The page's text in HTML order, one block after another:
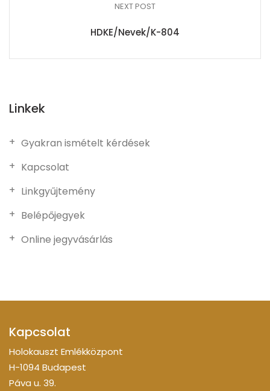
NEXT POST
HDKE/Nevek/K-804
Linkek
Gyakran ismételt kérdések
Kapcsolat
Linkgyűjtemény
Belépőjegyek
Online jegyvásárlás
Kapcsolat
Holokauszt Emlékközpont
H-1094 Budapest
Páva u. 39.